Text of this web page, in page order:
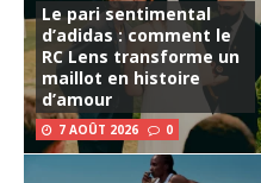
Le pari sentimental
d’adidas : comment le
RC Lens transforme un
maillot en histoire
d’amour
7 AOÛT 2026 0